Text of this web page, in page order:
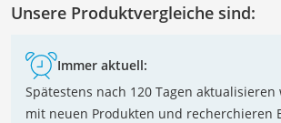
Unsere Produktvergleiche sind:
Immer aktuell:
Spätestens nach 120 Tagen
mit neuen Produkten und recherchieren